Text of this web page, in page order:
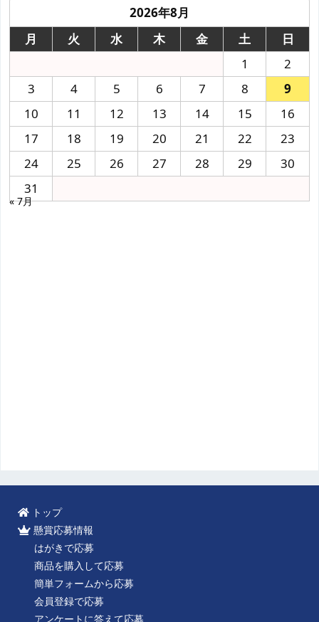
2026年8月
月
火 水 木 金 土
日
1
2
3
4 5 6 7 8
9
10
11 12 13 14 15
16
17
18 19 20 21 22
23
24
25 26 27 28 29
30
31
« 7月
トップ
懸賞応募情報
はがきで応募
商品を購入して応募
簡単フォームから応募
会員登録で応募
アンケートに答えて応募